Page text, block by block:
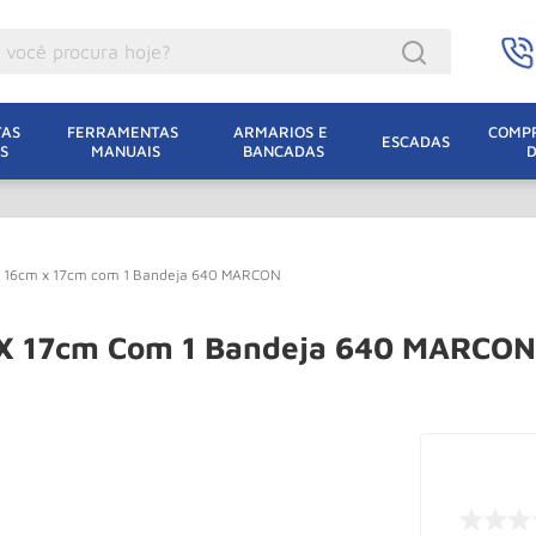
FERRAMENTAS
MANUAIS
ARMARIOS E
BANCADAS
ESCADAS
x 17cm com 1 Bandeja 640 MARCON
Com 1 Bandeja 640 MARCON